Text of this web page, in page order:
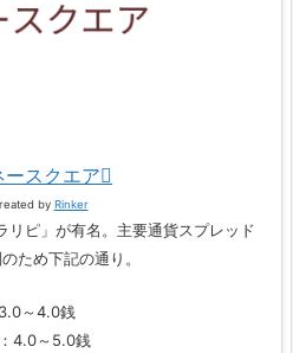
ースクエア
by Rinker
リピ」が有名。主要通貨スプレッド
ため下記の通り。
～4.0銭
4.0～5.0銭